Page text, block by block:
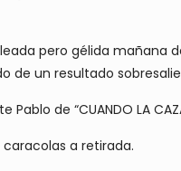
pero gélida mañana
de un resultado
de “CUANDO LA CAZA
a retirada.